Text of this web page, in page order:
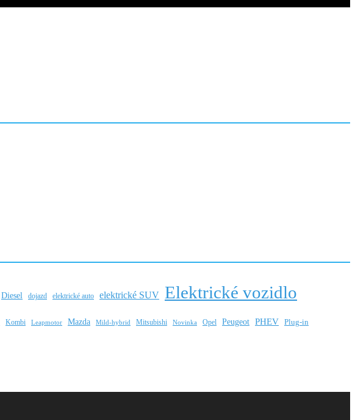
Diesel dojazd elektrické auto elektrické SUV Elektrické vozidlo
Kombi Leapmotor Mazda Mild-hybrid Mitsubishi Novinka Opel Peugeot PHEV Plug-in